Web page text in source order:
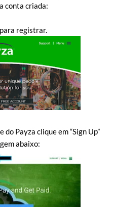
conta criada:
registrar.
Payza clique em “Sign Up”
abaixo: